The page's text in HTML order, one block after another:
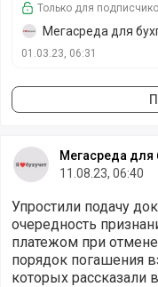
Только для
Мегасреда для
01.03.23, 06:31
Мегасреда для
11.08.23, 06:40
Упростили подачу
очередность
платежом при
порядок погашения
которых рассказали